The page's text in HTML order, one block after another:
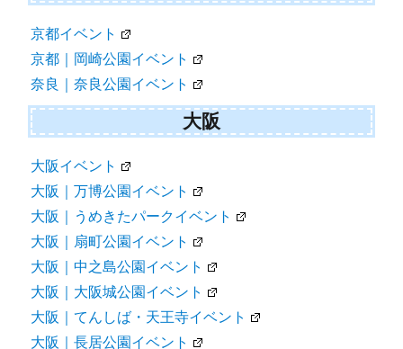
京都イベント
京都｜岡崎公園イベント
奈良｜奈良公園イベント
大阪
大阪イベント
大阪｜万博公園イベント
大阪｜うめきたパークイベント
大阪｜扇町公園イベント
大阪｜中之島公園イベント
大阪｜大阪城公園イベント
大阪｜てんしば・天王寺イベント
大阪｜長居公園イベント